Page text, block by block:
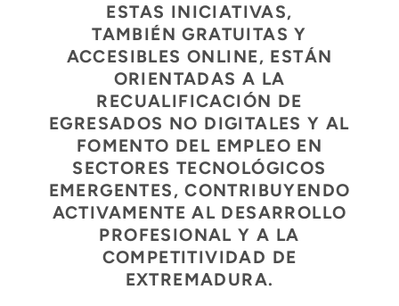
ESTAS INICIATIVAS,
TAMBIÉNGRATUITAS Y
ACCESIBLES ONLINE, ESTÁN
ORIENTADAS A LA
RECUALIFICACIÓN DE
EGRESADOS NO DIGITALES Y AL
FOMENTO DEL EMPLEO EN
SECTORES TECNOLÓGICOS
EMERGENTES, CONTRIBUYENDO
ACTIVAMENTE AL DESARROLLO
PROFESIONAL Y A LA
COMPETITIVIDAD DE
EXTREMADURA.